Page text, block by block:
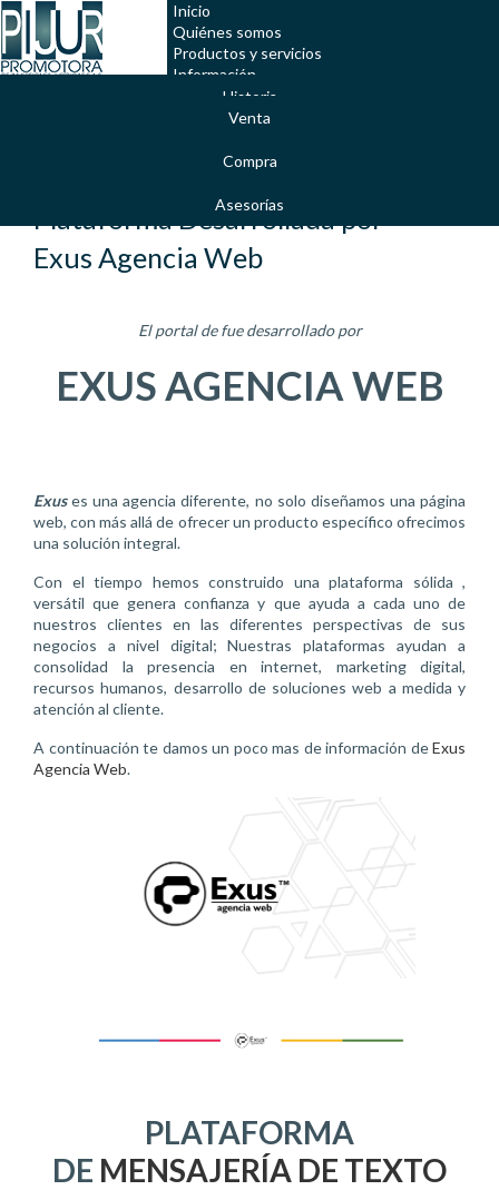
Inicio
Quiénes somos
Historia
Productos y servicios
Venta
Compra
Asesorías
Información
Plataforma Desarrollada por
Exus Agencia Web
El portal de fue desarrollado por
EXUS AGENCIA WEB
Exuses una agencia diferente, no solo diseñamos una página
web, con más allá de ofrecer un producto específico ofrecimos
una solución integral.
Con el tiempo hemos construido una plataforma sólida ,
versátil que genera confianza y que ayuda a cada uno de
nuestros clientes en las diferentes perspectivas de sus
negocios a nivel digital; Nuestras plataformas ayudan a
consolidad la presencia en internet, marketing digital,
recursos humanos, desarrollo de soluciones web a medida y
atención al cliente.
A continuación te damos un poco mas de información deExus
Agencia Web.
PLATAFORMA
DE MENSAJERÍA DE TEXTO